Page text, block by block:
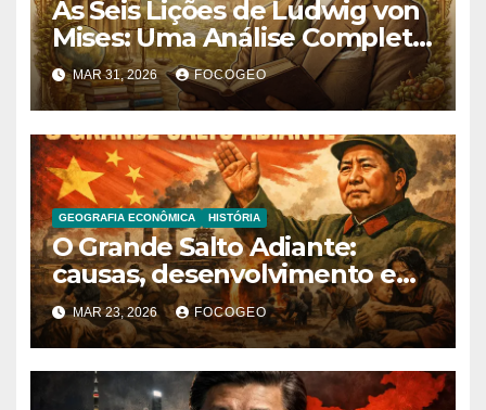
As Seis Lições de Ludwig von
Mises: Uma Análise Completa
das Ideias Fundamentais do
Liberalismo Econômico
MAR 31, 2026 FOCOGEO
GEOGRAFIA ECONÔMICA HISTÓRIA
O Grande Salto Adiante:
causas, desenvolvimento e
consequências de uma das
políticas mais controversas
da China
MAR 23, 2026 FOCOGEO